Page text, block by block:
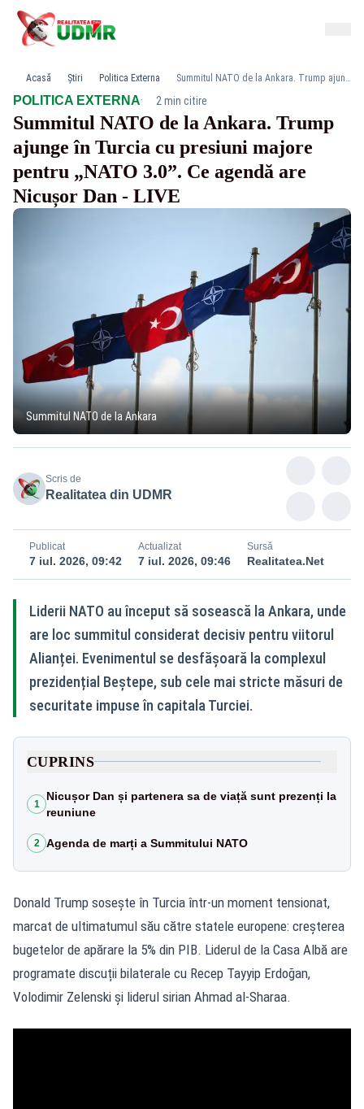
Acasă Știri Politica Externa Summitul NATO de la Ankara. Trump ajunge în Turcia cu presiuni majore pentru „NATO 3.0”. Ce agendă are Nicușor Dan - LIVE
POLITICA EXTERNA· 2 min citire
Summitul NATO de la Ankara. Trump
ajunge în Turcia cu presiuni majore
pentru „NATO 3.0”. Ce agendă are
Nicușor Dan - LIVE
Summitul NATO de la Ankara
Scris de
Realitatea din UDMR
Publicat
7 iul. 2026, 09:42
Actualizat
7 iul. 2026, 09:46
Sursă
Realitatea.Net
Liderii NATO au început să sosească la Ankara, unde
are loc summitul considerat decisiv pentru viitorul
Alianței. Evenimentul se desfășoară la complexul
prezidențial Beştepe, sub cele mai stricte măsuri de
securitate impuse în capitala Turciei.
CUPRINS
1
Nicușor Dan și partenera sa de viață sunt prezenți la
reuniune
2 Agenda de marți a Summitului NATO
Donald Trump sosește în Turcia într-un moment tensionat,
marcat de ultimatumul său către statele europene: creșterea
bugetelor de apărare la 5% din PIB. Liderul de la Casa Albă are
programate discuții bilaterale cu Recep Tayyip Erdoğan,
Volodimir Zelenski și liderul sirian Ahmad al‑Sharaa.